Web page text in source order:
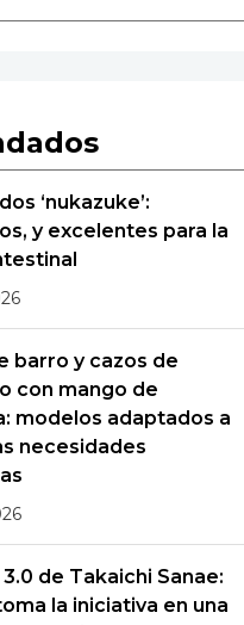
‘nukazuke’:
y excelentes para la
barro y cazos de
con mango de
modelos adaptados a
necesidades
3.0 de Takaichi Sanae:
la iniciativa en una